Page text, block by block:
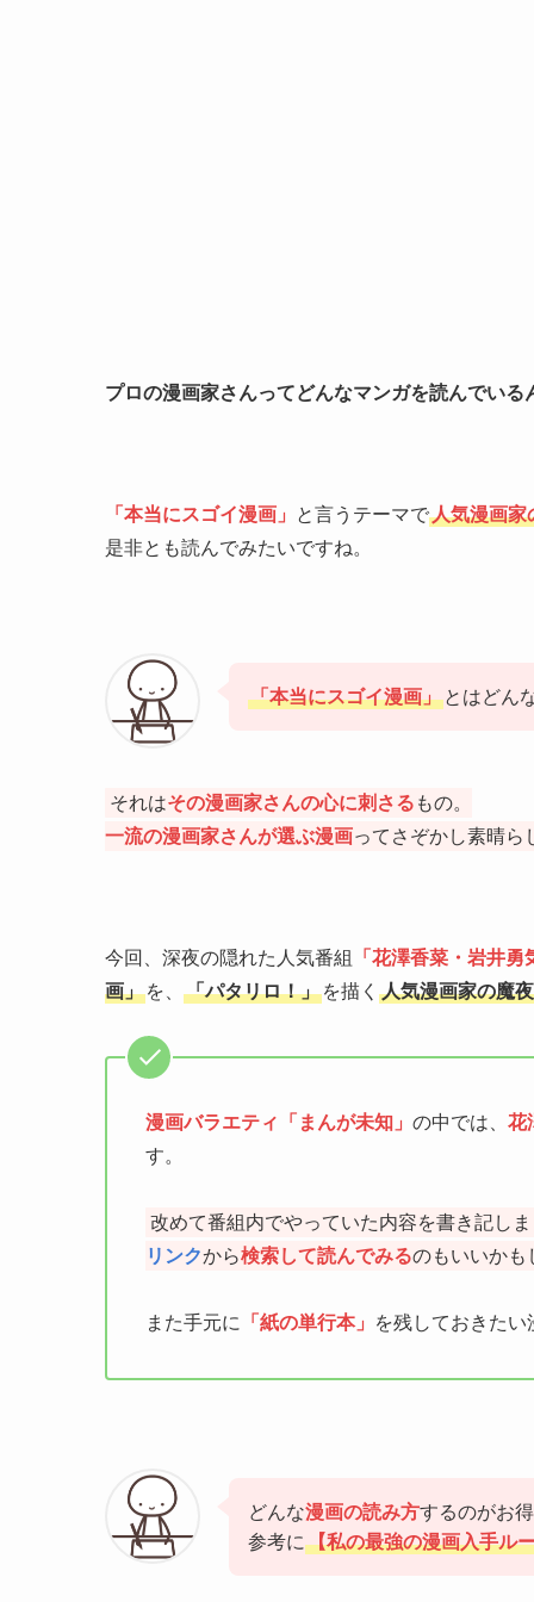
プロの漫画家さんってどんなマンガを読んでいる
「本当にスゴイ漫画」 と言うテーマで人気漫画家
是非とも読んでみたいですね。
「本当にスゴイ漫画」 とはどん
それはその漫画家さんの心に刺さる もの。
一流の漫画家さんが選ぶ漫画ってさぞかし素晴ら
今回、深夜の隠れた人気番組
「花澤香菜・岩井
画」 を、 「パタリロ！」 を描く 人気漫画家の魔
漫画バラエティ「まんが未知」 の中では、 花
す。
改めて番組内でやっていた内容を書き記し
リンクから検索して読んでみるのもいいかも
また手元に 「紙の単行本」 を残しておきたい
どんな漫画の読み方するのがお
参考に【私の最強の漫画入手ル